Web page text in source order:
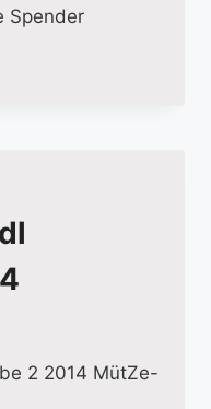
Spender
2 2014 MütZe-